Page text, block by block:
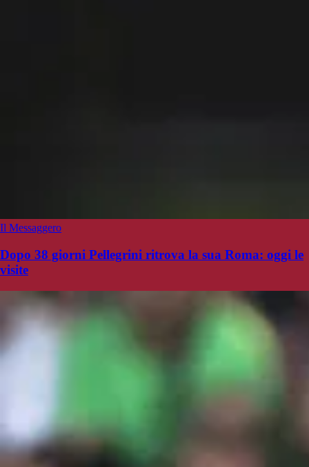
Il Messaggero
Dopo 38 giorni Pellegrini ritrova la sua Roma: oggi le
visite